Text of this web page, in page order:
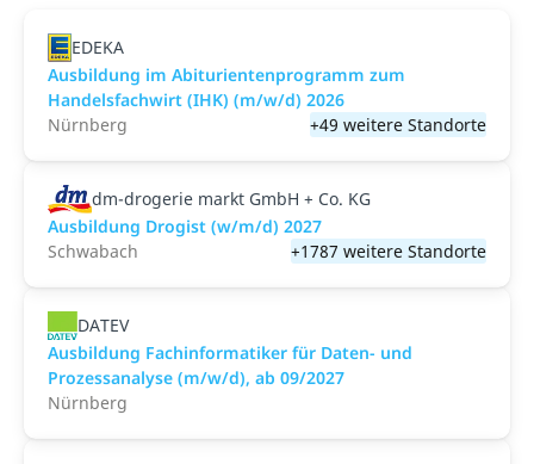
EDEKA
Ausbildung im Abiturientenprogramm zum
Handelsfachwirt (IHK) (m/w/d) 2026
Nürnberg
+49 weitere Standorte
dm-drogerie markt GmbH + Co. KG
Ausbildung Drogist (w/m/d) 2027
Schwabach
+1787 weitere Standorte
DATEV
Ausbildung Fachinformatiker für Daten- und
Prozessanalyse (m/w/d), ab 09/2027
Nürnberg